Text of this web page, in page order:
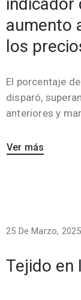
aumento
los
El porcentaje
disparó,
anteriores y
Ver más
25 De Marzo, 2025
Tejido en